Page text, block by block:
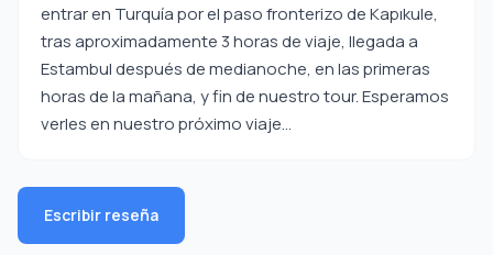
entrar en Turquía por el paso fronterizo de Kapıkule,
tras aproximadamente 3 horas de viaje, llegada a
Estambul después de medianoche, en las primeras
horas de la mañana, y fin de nuestro tour. Esperamos
verles en nuestro próximo viaje…
Escribir reseña